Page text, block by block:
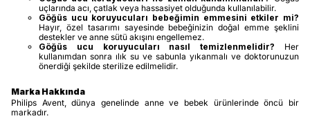
uçlarında acı, çatlak veya hassasiyet olduğunda kullanılabilir.
Göğüs ucu koruyucuları bebeğimin emmesini etkiler mi?
Hayır, özel tasarımı sayesinde bebeğinizin doğal emme şeklini
destekler ve anne sütü akışını engellemez.
Göğüs ucu koruyucuları nasıl temizlenmelidir? Her
kullanımdan sonra ılık su ve sabunla yıkanmalı ve doktorunuzun
önerdiği şekilde sterilize edilmelidir.
Marka Hakkında
Philips Avent, dünya genelinde anne ve bebek ürünlerinde öncü bir
markadır.